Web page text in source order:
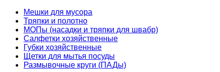
Мешки для мусора
Тряпки и полотно
МОПы (насадки и тряпки для швабр)
Салфетки хозяйственные
Губки хозяйственные
Щетки для мытья посуды
Размывочные круги (ПАДы)